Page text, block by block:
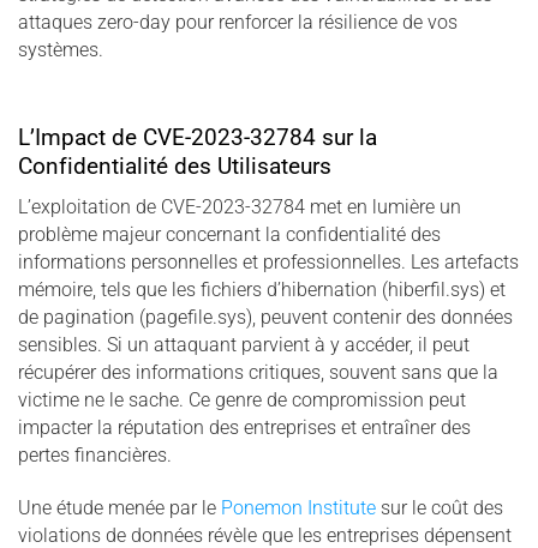
attaques zero-day pour renforcer la résilience de vos
systèmes.
L’Impact de CVE-2023-32784 sur la
Confidentialité des Utilisateurs
L’exploitation de CVE-2023-32784 met en lumière un
problème majeur concernant la confidentialité des
informations personnelles et professionnelles. Les artefacts
mémoire, tels que les fichiers d’hibernation (hiberfil.sys) et
de pagination (pagefile.sys), peuvent contenir des données
sensibles. Si un attaquant parvient à y accéder, il peut
récupérer des informations critiques, souvent sans que la
victime ne le sache. Ce genre de compromission peut
impacter la réputation des entreprises et entraîner des
pertes financières.
Une étude menée par le Ponemon Institute sur le coût des
violations de données révèle que les entreprises dépensent